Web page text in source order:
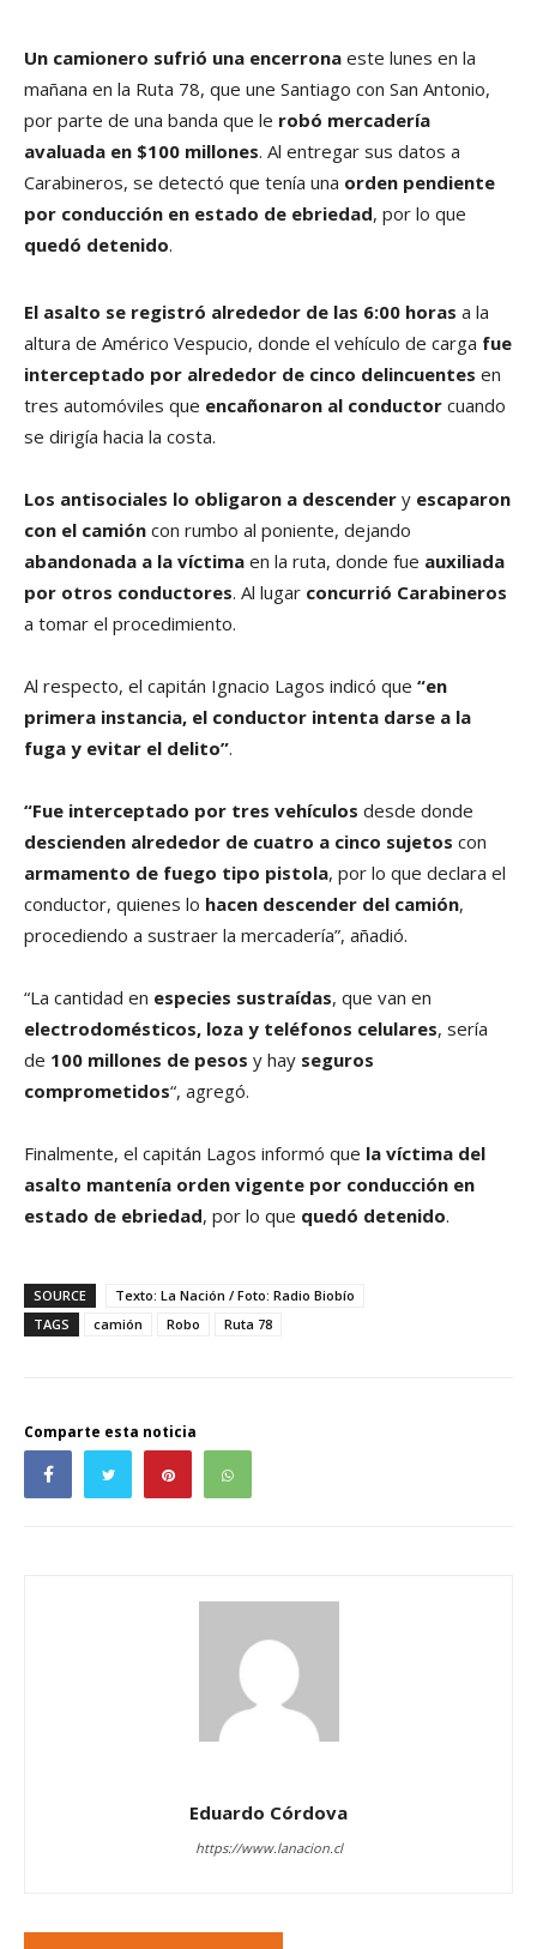
Un camionero sufrió una encerrona este lunes en la
mañana en la Ruta 78, que une Santiago con San Antonio,
por parte de una banda que le robó mercadería
avaluada en $100 millones. Al entregar sus datos a
Carabineros, se detectó que tenía una orden pendiente
por conducción en estado de ebriedad, por lo que
quedó detenido.
El asalto se registró alrededor de las 6:00 horas a la
altura de Américo Vespucio, donde el vehículo de carga fue
interceptado por alrededor de cinco delincuentes en
tres automóviles que encañonaron al conductor cuando
se dirigía hacia la costa.
Los antisociales lo obligaron a descender y escaparon
con el camión con rumbo al poniente, dejando
abandonada a la víctima en la ruta, donde fue auxiliada
por otros conductores. Al lugar concurrió Carabineros
a tomar el procedimiento.
Al respecto, el capitán Ignacio Lagos indicó que “en
primera instancia, el conductor intenta darse a la
fuga y evitar el delito”.
“Fue interceptado por tres vehículos desde donde
descienden alrededor de cuatro a cinco sujetos con
armamento de fuego tipo pistola, por lo que declara el
conductor, quienes lo hacen descender del camión,
procediendo a sustraer la mercadería”, añadió.
“La cantidad en especies sustraídas, que van en
electrodomésticos, loza y teléfonos celulares, sería
de 100 millones de pesos y hay seguros
comprometidos“, agregó.
Finalmente, el capitán Lagos informó que la víctima del
asalto mantenía orden vigente por conducción en
estado de ebriedad, por lo que quedó detenido.
SOURCE
Texto: La Nación / Foto: Radio Biobío
TAGS
camión Robo Ruta 78
Comparte esta noticia
Eduardo Córdova
https://www.lanacion.cl